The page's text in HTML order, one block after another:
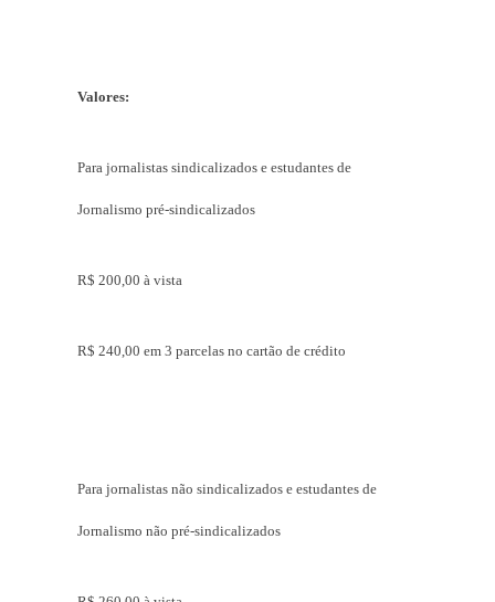
Valores:
Para jornalistas sindicalizados e estudantes de
Jornalismo pré-sindicalizados
R$ 200,00 à vista
R$ 240,00 em 3 parcelas no cartão de crédito
Para jornalistas não sindicalizados e estudantes de
Jornalismo não pré-sindicalizados